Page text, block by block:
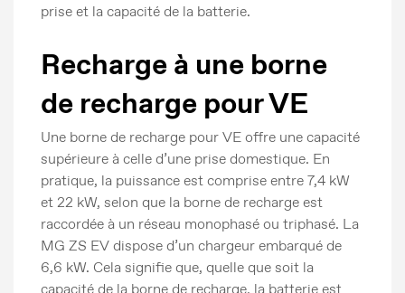
prise et la capacité de la batterie.
Recharge à une borne
de recharge pour VE
Une borne de recharge pour VE offre une capacité
supérieure à celle d’une prise domestique. En
pratique, la puissance est comprise entre 7,4 kW
et 22 kW, selon que la borne de recharge est
raccordée à un réseau monophasé ou triphasé. La
MG ZS EV dispose d’un chargeur embarqué de
6,6 kW. Cela signifie que, quelle que soit la
capacité de la borne de recharge, la batterie est